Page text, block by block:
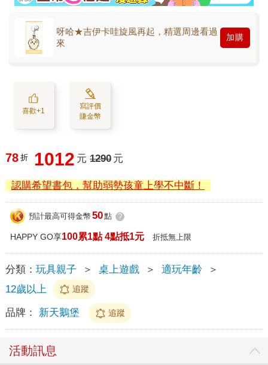
呀哈★吉伊卡哇旋風再起，精選周邊看過
來
加購
喜歡+1
寫評價
賺金幣
78 折 1012 元 1290 元
認購希望書包，幫助弱勢孩童上學不中斷！
預計最高可得金幣 50點 ?
HAPPY GO享100累1點 4點抵1元 折抵無上限
分類： 玩具親子 ＞ 桌上遊戲 ＞ 適玩年齡
＞
12歲以上
追蹤
品牌： 新天鵝堡 追蹤
活動訊息